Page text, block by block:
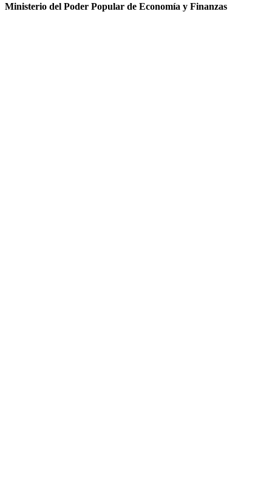
Ministerio del Poder Popular de Economía y Finanzas